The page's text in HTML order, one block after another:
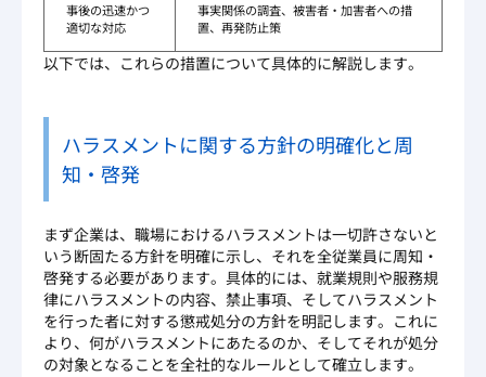
事後の迅速かつ
適切な対応
事実関係の調査、被害者・加害者への措
置、再発防止策
以下では、これらの措置について具体的に解説します。
ハラスメントに関する方針の明確化と周
知・啓発
まず企業は、職場におけるハラスメントは一切許さないと
いう断固たる方針を明確に示し、それを全従業員に周知・
啓発する必要があります。具体的には、就業規則や服務規
律にハラスメントの内容、禁止事項、そしてハラスメント
を行った者に対する懲戒処分の方針を明記します。これに
より、何がハラスメントにあたるのか、そしてそれが処分
の対象となることを全社的なルールとして確立します。